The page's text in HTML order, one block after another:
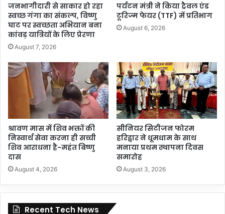
जनभागीदारी से साकार हो रहा
स्वच्छ गंगा का संकल्प, विष्णु
घाट पर स्वच्छता अभियान बना
कांवड़ यात्रियों के लिए प्रेरणा
August 7, 2026
पर्यटन मंत्री ने किया ट्रैवल एंड
टूरिज्म फेयर (TTF) में प्रतिभाग
August 6, 2026
श्रावण मास में शिव भक्तों की
निस्वार्थ सेवा करना ही सच्ची
शिव आराधना है-महंत बिष्णु
दास
August 4, 2026
सीनियर सिटीजन फोरम
हरिद्वार ने धूमधाम के साथ
मनाया प्रथम स्थापना दिवस
समारोह
August 3, 2026
Recent Tech News